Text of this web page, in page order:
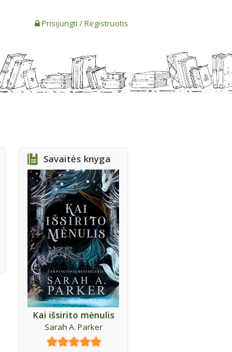
Prisijungti /Registruotis
Savaitės knyga
Kai išsirito mėnulis
Sarah A. Parker